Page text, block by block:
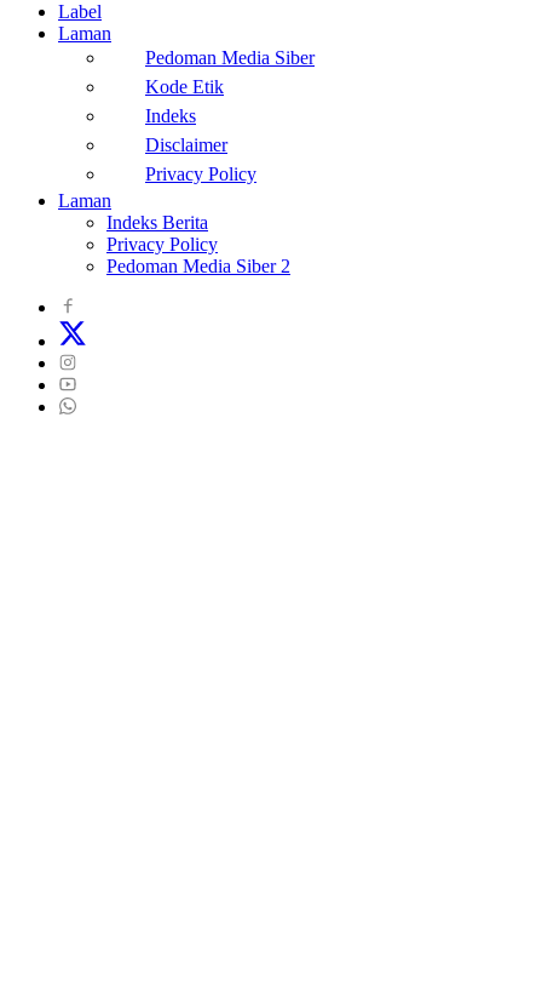
Label
Laman
Pedoman Media Siber
Kode Etik
Indeks
Disclaimer
Privacy Policy
Laman
Indeks Berita
Privacy Policy
Pedoman Media Siber 2